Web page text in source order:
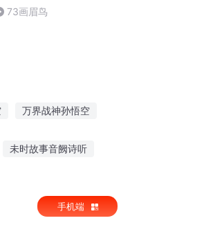
73画眉鸟
万界战神孙悟空
未时故事音阙诗听
手机端